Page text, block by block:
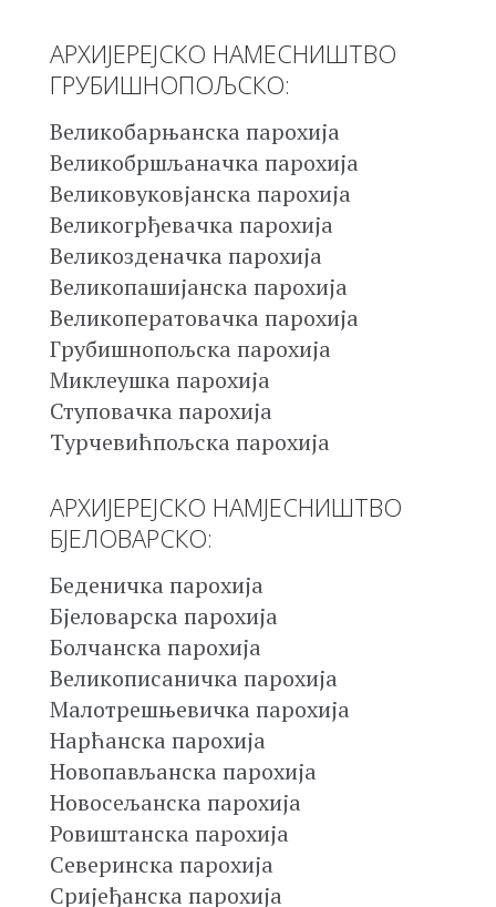
АРХИЈЕРЕЈСКО НАМЕСНИШТВО
ГРУБИШНОПОЉСКО:
Великобарњанска парохија
Великобршљаначка парохија
Великовуковјанска парохија
Великогрђевачка парохија
Великозденачка парохија
Великопашијанска парохија
Великоператовачка парохија
Грубишнопољска парохија
Миклеушка парохија
Ступовачка парохија
Турчевићпољска парохија
АРХИЈЕРЕЈСКО НАМЈЕСНИШТВО
БЈЕЛОВАРСКО:
Беденичка парохија
Бјеловарска парохија
Болчанска парохија
Великописаничка парохија
Малотрешњевичка парохија
Нарћанска парохија
Новопављанска парохија
Новосељанска парохија
Ровиштанска парохија
Северинска парохија
Сријеђанска парохија